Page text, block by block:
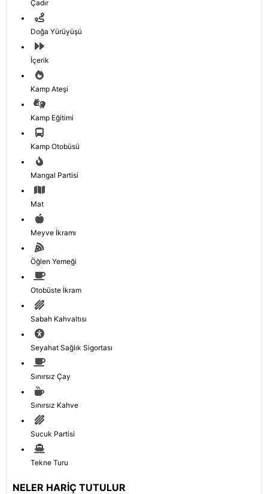
Çadır
Doğa Yürüyüşü
İçerik
Kamp Ateşi
Kamp Eğitimi
Kamp Otobüsü
Mangal Partisi
Mat
Meyve İkramı
Öğlen Yemeği
Otobüste İkram
Sabah Kahvaltısı
Seyahat Sağlık Sigortası
Sınırsız Çay
Sınırsız Kahve
Sucuk Partisi
Tekne Turu
NELER HARIÇ TUTULUR